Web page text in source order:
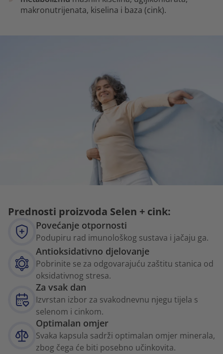
makronutrijenata, kiselina i baza (cink).
Prednosti proizvoda Selen + cink:
Povećanje otpornosti
Podupiru rad imunološkog sustava i jačaju ga.
Antioksidativno djelovanje
Pobrinite se za odgovarajuću zaštitu stanica od
oksidativnog stresa.
Za vsak dan
Izvrstan izbor za svakodnevnu njegu tijela s
selenom i cinkom.
Optimalan omjer
Svaka kapsula sadrži optimalan omjer minerala,
zbog čega će biti posebno učinkovita.